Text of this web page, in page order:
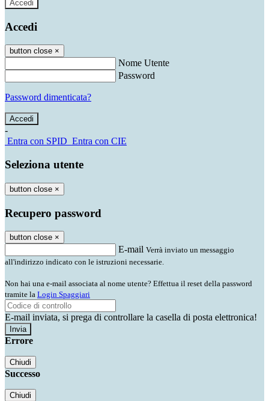
Accedi
Accedi
button close ×
Nome Utente
Password
Password dimenticata?
-
Entra con SPID Entra con CIE
Seleziona utente
button close ×
Recupero password
button close ×
E-mail Verrà inviato un messaggio
all'indirizzo indicato con le istruzioni necessarie.
Non hai una e-mail associata al nome utente? Effettua il reset della password
tramite la Login Spaggiari
E-mail inviata, si prega di controllare la casella di posta elettronica!
Errore
Chiudi
Successo
Chiudi